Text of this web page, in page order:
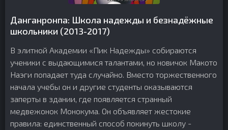
Данганронпа: Школа надежды и безнадёжные
школьники (2013-2017)
В элитной Академии «Пик Надежды» собираются
ученики с выдающимися талантами, но новичок Макото
Наэги попадает туда случайно. Вместо торжественного
начала учебы он и другие студенты оказываются
заперты в здании, где появляется странный
медвежонок Монокума. Он объявляет жестокие
правила: единственный способ покинуть школу -